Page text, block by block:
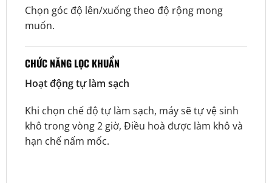
Chọn góc độ lên/xuống theo độ rộng mong
muốn.
CHỨC NĂNG LỌC KHUẨN
Hoạt động tự làm sạch
Khi chọn chế độ tự làm sạch, máy sẽ tự vệ sinh
khô trong vòng 2 giờ, Điều hoà được làm khô và
hạn chế nấm mốc.